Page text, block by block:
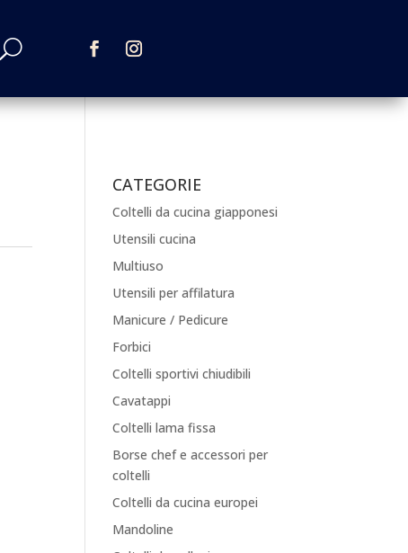
CATEGORIE
Coltelli da cucina giapponesi
Utensili cucina
Multiuso
Utensili per affilatura
Manicure / Pedicure
Forbici
Coltelli sportivi chiudibili
Cavatappi
Coltelli lama fissa
Borse chef e accessori per
coltelli
Coltelli da cucina europei
Mandoline